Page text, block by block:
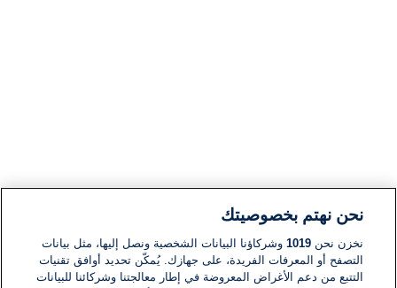
نحن نهتم بخصوصيتك
نخزن نحن1019 وشركاؤنا البيانات الشخصية ونصل إليها، مثل بيانات
التصفح أو المعرفات الفريدة، على جهازك. يُمكّن تحديد أوافق تقنيات
التتبع من دعم الأغراض المعروضة في إطار معالجتنا وشركائنا للبيانات